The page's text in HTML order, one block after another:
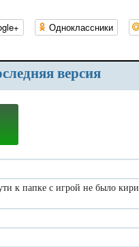
Одноклассники
версия
к папке с игрой не было